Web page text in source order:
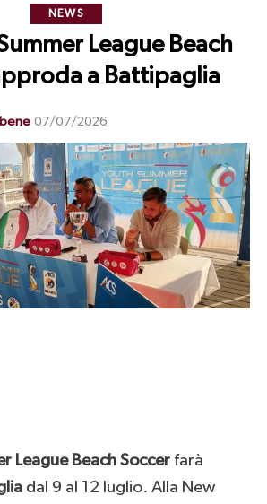
NEWS
League Beach
a Battipaglia
07/07/2026
League Beach Soccer farà
dal 9 al 12 luglio. Alla New